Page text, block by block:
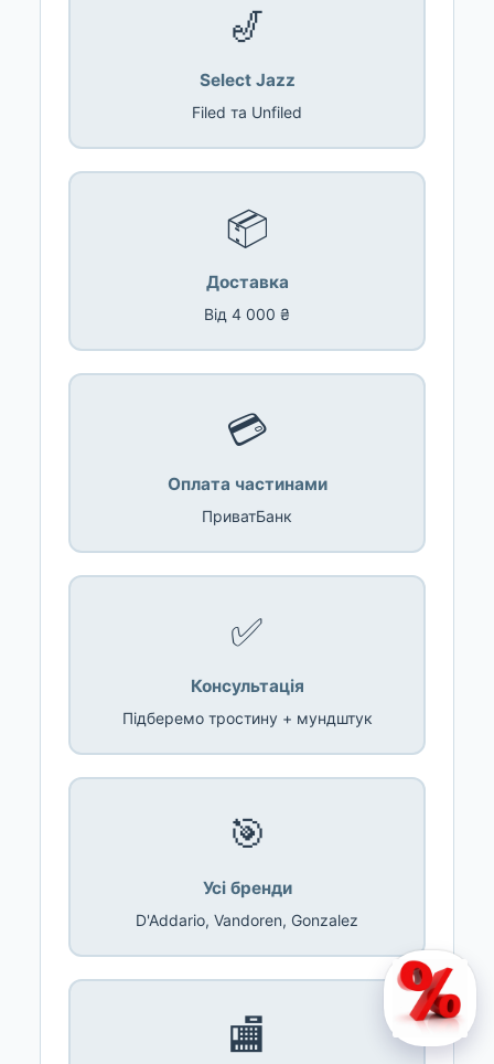
🎷
Select Jazz
Filed та Unfiled
📦
Доставка
Від 4 000 ₴
💳
Оплата частинами
ПриватБанк
✅
Консультація
Підберемо тростину + мундштук
🎯
Усі бренди
D'Addario, Vandoren, Gonzalez
🏬